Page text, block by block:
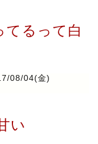
てるって白
08/04(金)
い